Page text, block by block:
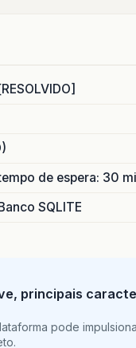
de espera: 30
SQLITE
principais
pode